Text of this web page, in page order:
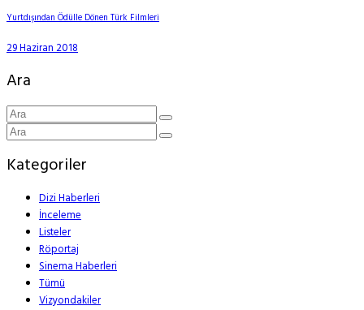
Yurtdışından Ödülle Dönen Türk Filmleri
29 Haziran 2018
Ara
Kategoriler
Dizi Haberleri
İnceleme
Listeler
Röportaj
Sinema Haberleri
Tümü
Vizyondakiler